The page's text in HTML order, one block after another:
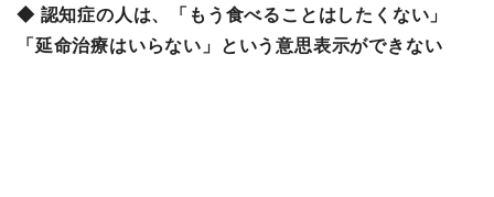
◆ 認知症の人は、「もう食べることはしたくない」
「延命治療はいらない」という意思表示ができない